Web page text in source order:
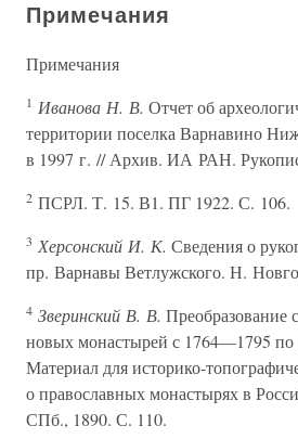
Примечания
Примечания
1 Иванова Н. В. Отчет об
территории поселка Варнавино
в 1997 г. // Архив. ИА РАН.
2 ПСРЛ. Т. 15. В1. ПГ 1922. С. 106.
3 Херсонский И. К. Сведения о
пр. Варнавы Ветлужского. Н.
4 Зверинский В. В. Преобразование
новых монастырей с 1764—1795
Материал для историко-
о православных монастырях в
СПб., 1890. С. 110.